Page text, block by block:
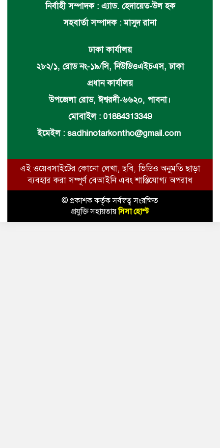
নির্বাহী সম্পাদক : এ্যাড. হেদায়েত-উল হক
সহবার্তা সম্পাদক : মাসুদ রানা
ঢাকা কার্যালয়
২৮২/১, রোড নং-১৯/সি, নিউডিওএইচএস, ঢাকা
প্রধান কার্যালয়
উপজেলা রোড, ঈশ্বরদী-৬৬২০, পাবনা।
মোবাইল : 01884313349
ইমেইল : sadhinotarkontho@gmail.com
এই ওয়েবসাইটের কোনো লেখা, ছবি, ভিডিও অনুমতি ছাড়া
ব্যবহার করা সম্পূর্ণ বেআইনি এবং শাস্তিযোগ্য অপরাধ
© প্রকাশক কর্তৃক সর্বস্বত্ব সংরক্ষিত
প্রযুক্তি সহায়তায়সিসা হোস্ট